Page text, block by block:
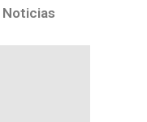
Noticias